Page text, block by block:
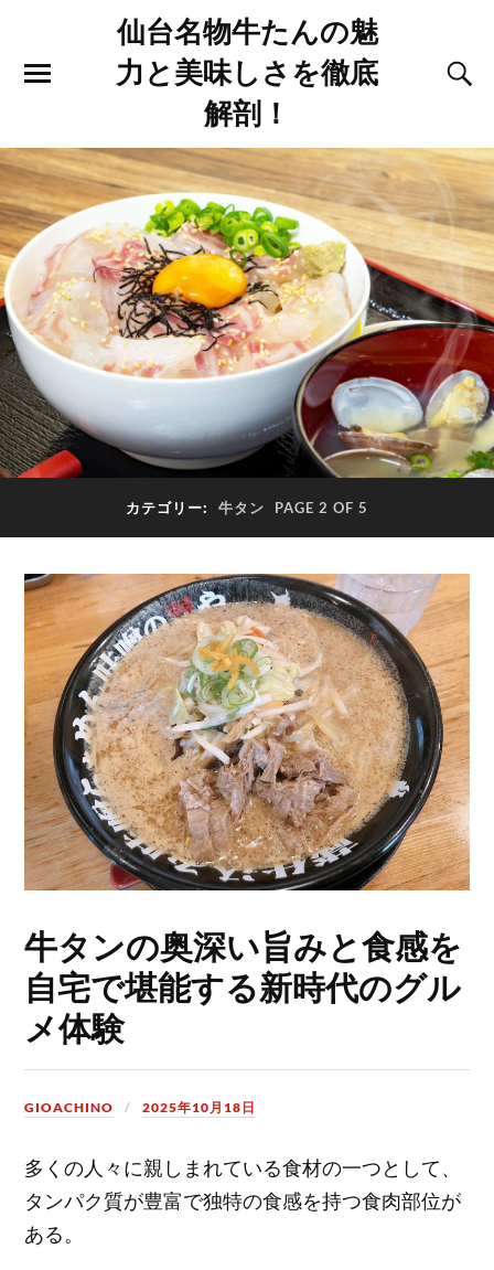
仙台名物牛たんの魅
力と美味しさを徹底
解剖！
カテゴリー: 牛タン PAGE 2 OF 5
牛タンの奥深い旨みと食感を
自宅で堪能する新時代のグル
メ体験
GIOACHINO 2025年10月18日
多くの人々に親しまれている食材の一つとして、
タンパク質が豊富で独特の食感を持つ食肉部位が
ある。